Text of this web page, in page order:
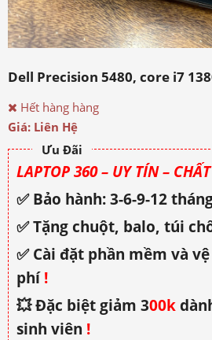
Dell Precision 5480, core i7
Hết hàng hàng
Giá: Liên Hệ
Ưu Đãi
LAPTOP 360 – UY TÍN –
✅ Bảo hành: 3-6-9-12
✅ Tặng chuột, balo, túi
✅ Cài đặt phần mềm và
phí!
💥 Đặc biệt giảm 300k
sinh viên !